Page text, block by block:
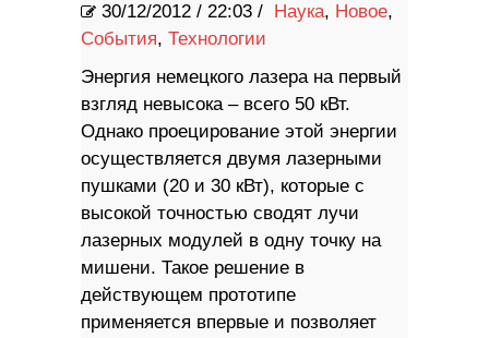
30/12/2012 / 22:03 / Наука, Новое,
События, Технологии
Энергия немецкого лазера на первый
взгляд невысока – всего 50 кВт.
Однако проецирование этой энергии
осуществляется двумя лазерными
пушками (20 и 30 кВт), которые с
высокой точностью сводят лучи
лазерных модулей в одну точку на
мишени. Такое решение в
действующем прототипе
применяется впервые и позволяет